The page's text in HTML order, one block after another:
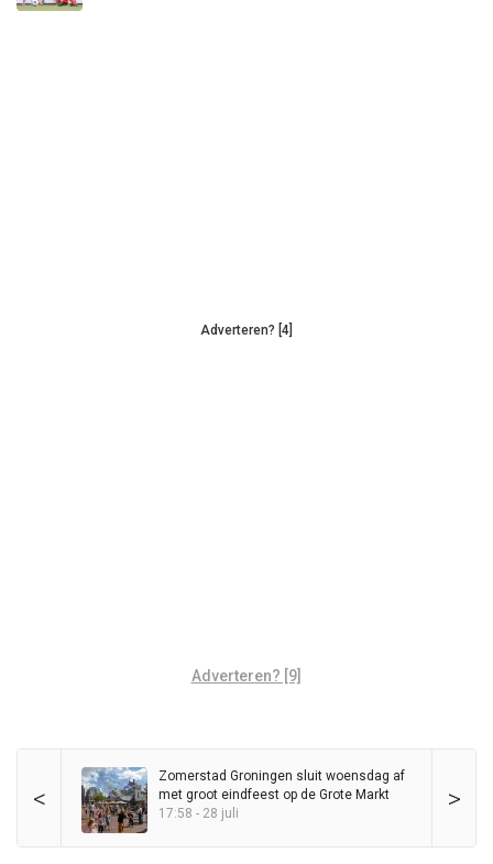
Adverteren? [4]
Adverteren? [9]
< >
Zomerstad Groningen sluit woensdag af
met groot eindfeest op de Grote Markt
17:58 - 28 juli